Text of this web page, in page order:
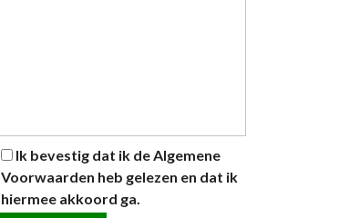
Ik bevestig dat ik deAlgemene
Voorwaarden heb gelezen en dat ik
hiermee akkoord ga.